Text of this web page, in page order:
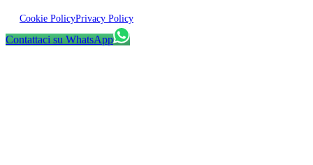
Cookie PolicyPrivacy Policy
Contattaci su WhatsApp